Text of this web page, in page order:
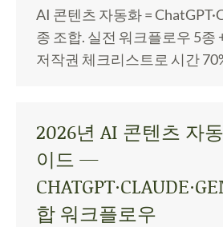
AI 콘텐츠 자동화 =
종 조합. 실전 워크플로우 5종
저작권 체크리스트로 시간
2026년 AI 콘텐츠 자
이드 —
합 워크플로우